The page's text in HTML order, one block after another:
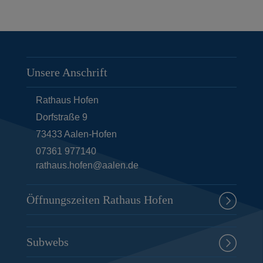
Unsere Anschrift
Rathaus Hofen
Dorfstraße 9
73433 Aalen-Hofen
07361 977140
rathaus.hofen@aalen.de
Öffnungszeiten Rathaus Hofen
Subwebs